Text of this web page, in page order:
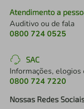
Atendimento a
Auditivo ou de fala
0800 724 0525
SAC
Informações, elogios
0800 724 7220
Nossas Redes